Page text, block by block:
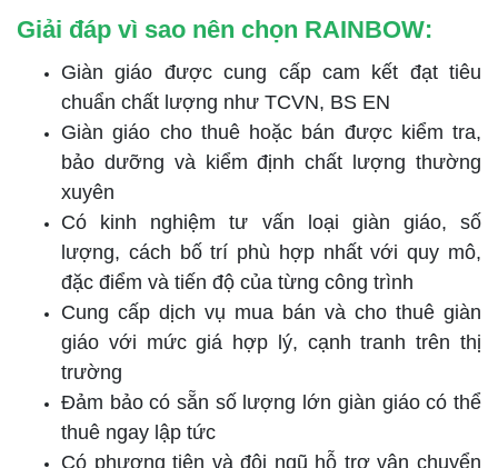
Giải đáp vì sao nên chọn RAINBOW:
Giàn giáo được cung cấp cam kết đạt tiêu
chuẩn chất lượng như TCVN, BS EN
Giàn giáo cho thuê hoặc bán được kiểm tra,
bảo dưỡng và kiểm định chất lượng thường
xuyên
Có kinh nghiệm tư vấn loại giàn giáo, số
lượng, cách bố trí phù hợp nhất với quy mô,
đặc điểm và tiến độ của từng công trình
Cung cấp dịch vụ mua bán và cho thuê giàn
giáo với mức giá hợp lý, cạnh tranh trên thị
trường
Đảm bảo có sẵn số lượng lớn giàn giáo có thể
thuê ngay lập tức
Có phương tiện và đội ngũ hỗ trợ vận chuyển